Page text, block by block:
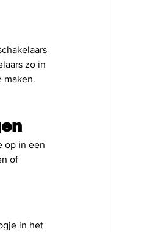
zo in
maken.
op in een
of
in het